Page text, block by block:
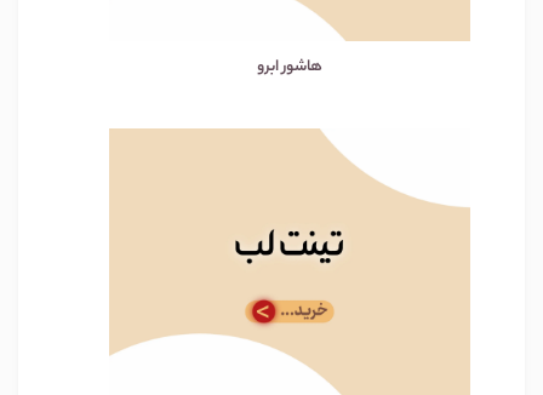
هاشور ابرو